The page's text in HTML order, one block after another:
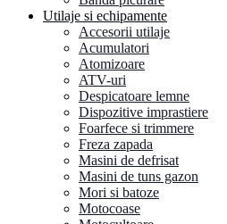
Utilaje si echipamente
Accesorii utilaje
Acumulatori
Atomizoare
ATV-uri
Despicatoare lemne
Dispozitive imprastiere
Foarfece si trimmere
Freza zapada
Masini de defrisat
Masini de tuns gazon
Mori si batoze
Motocoase